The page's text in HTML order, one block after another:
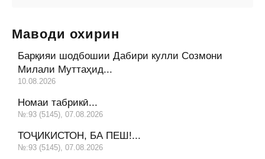
Маводи охирин
Барқияи шодбошии Дабири кулли Созмони
Милали Муттаҳид...
10.08.2026
Номаи табрикӣ...
№:93 (5145), 07.08.2026
ТОҶИКИСТОН, БА ПЕШ!...
№:93 (5145), 07.08.2026